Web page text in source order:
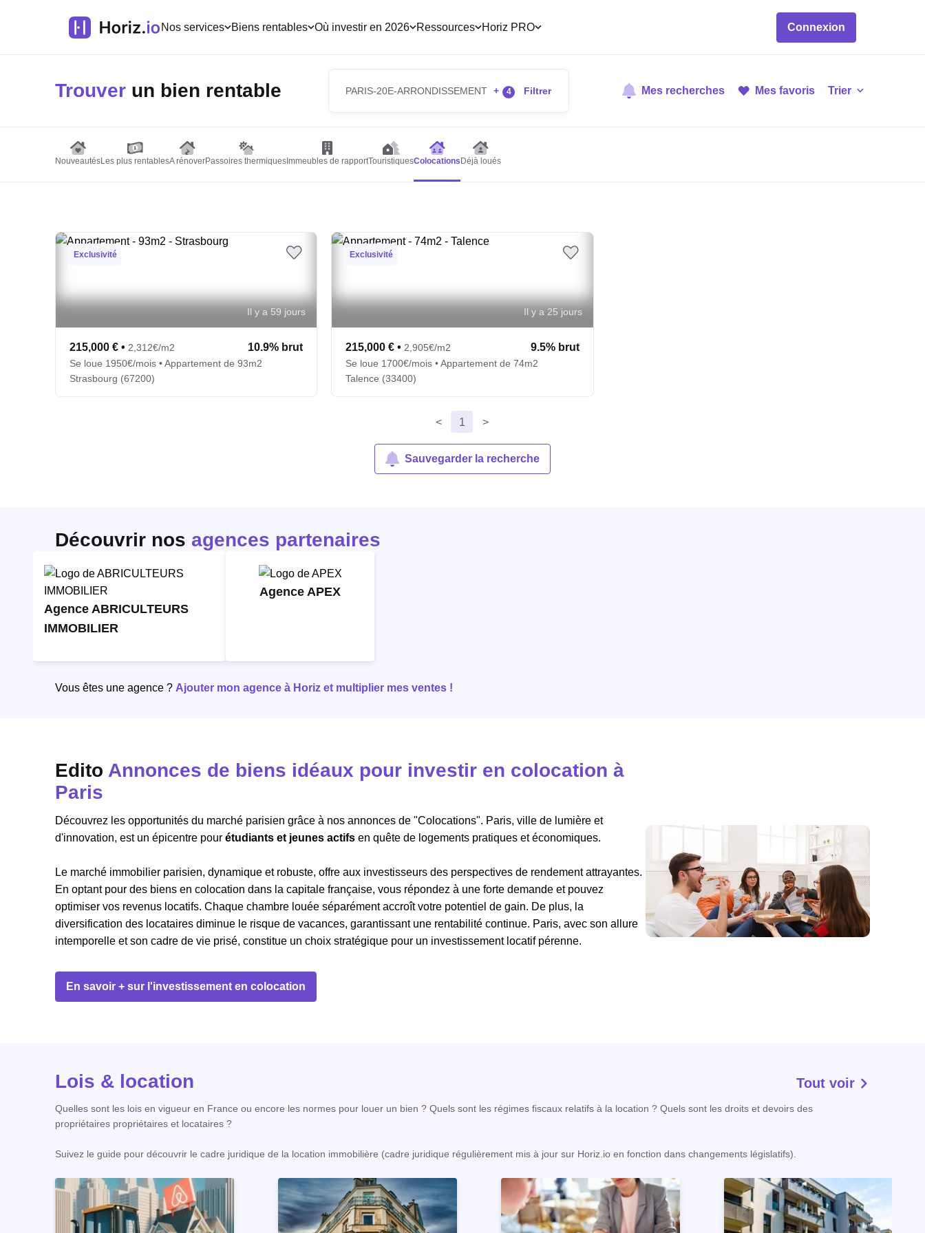
Nos services Biens rentables Où investir en 2026 Ressources Horiz PRO Connexion
Trouver un bien rentable PARIS-20E-ARRONDISSEMENT + 4 Filtrer Mes recherches Mes favoris Trier
NouveautésLes plus rentablesA rénoverPassoires thermiques Immeubles de rapportTouristiquesColocations Déjà loués
Exclusivité
Il y a 59 jours
215,000 € • 2,312€/m2 10.9% brut
Se loue 1950€/mois • Appartement de 93m2
Strasbourg (67200)
Exclusivité
Il y a 25 jours
215,000 € • 2,905€/m2 9.5% brut
Se loue 1700€/mois • Appartement de 74m2
Talence (33400)
< 1 >
Sauvegarder la recherche
Découvrir nos agences partenaires
Agence ABRICULTEURS
IMMOBILIER
Agence APEX
Vous êtes une agence ? Ajouter mon agence à Horiz et multiplier mes ventes !
Edito Annonces de biens idéaux pour investir en colocation à
Paris
Découvrez les opportunités du marché parisien grâce à nos annonces de "Colocations". Paris, ville de lumière et
d'innovation, est un épicentre pour étudiants et jeunes actifs en quête de logements pratiques et économiques.
Le marché immobilier parisien, dynamique et robuste, offre aux investisseurs des perspectives de rendement attrayantes.
En optant pour des biens en colocation dans la capitale française, vous répondez à une forte demande et pouvez
optimiser vos revenus locatifs. Chaque chambre louée séparément accroît votre potentiel de gain. De plus, la
diversification des locataires diminue le risque de vacances, garantissant une rentabilité continue. Paris, avec son allure
intemporelle et son cadre de vie prisé, constitue un choix stratégique pour un investissement locatif pérenne.
En savoir + sur l'investissement en colocation
Lois & location Tout voir
Quelles sont les lois en vigueur en France ou encore les normes pour louer un bien ? Quels sont les régimes fiscaux relatifs à la location ? Quels sont les droits et devoirs des
propriétaires propriétaires et locataires ?
Suivez le guide pour découvrir le cadre juridique de la location immobilière (cadre juridique régulièrement mis à jour sur Horiz.io en fonction dans changements législatifs).